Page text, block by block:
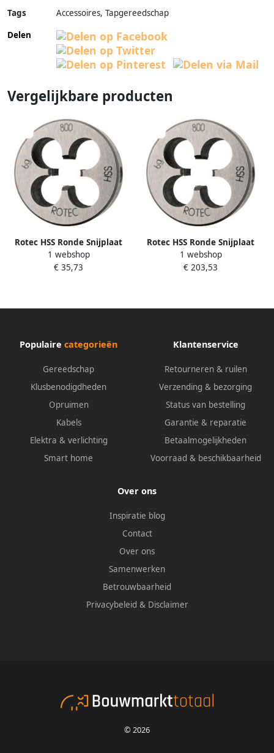
Tags
Accessoires, Tapgereedschap
Delen
Vergelijkbare producten
Rotec HSS Ronde Snijplaat
DIN 223 MF M14x1 5 3611415
1 webshop
€ 35,73
Rotec HSS Ronde Snijplaat
DIN 223 MF M42x2 0 3614220
1 webshop
€ 203,53
Populaire categorieën
Gereedschap
Klusbenodigdheden
Opruimen
Kabels
Elektra & verlichting
Smart home
Klantenservice
Retourneren & ruilen
Verzending & bezorging
Status van bestelling
Garantie & reparatie
Betaalmogelijkheden
Voorraad & beschikbaarheid
Over ons
Inspiratie blog
Contact
Over ons
Samenwerken
Betrouwbaarheid
Privacybeleid & Disclaimer
© 2026